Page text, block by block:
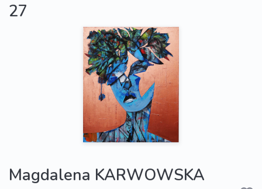
27
Magdalena KARWOWSKA